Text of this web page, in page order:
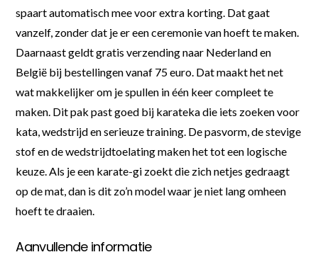
spaart automatisch mee voor extra korting. Dat gaat
vanzelf, zonder dat je er een ceremonie van hoeft te maken.
Daarnaast geldt gratis verzending naar Nederland en
België bij bestellingen vanaf 75 euro. Dat maakt het net
wat makkelijker om je spullen in één keer compleet te
maken. Dit pak past goed bij karateka die iets zoeken voor
kata, wedstrijd en serieuze training. De pasvorm, de stevige
stof en de wedstrijdtoelating maken het tot een logische
keuze. Als je een karate-gi zoekt die zich netjes gedraagt
op de mat, dan is dit zo’n model waar je niet lang omheen
hoeft te draaien.
Aanvullende informatie